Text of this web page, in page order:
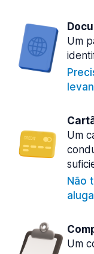
Um
Um
Não
Um